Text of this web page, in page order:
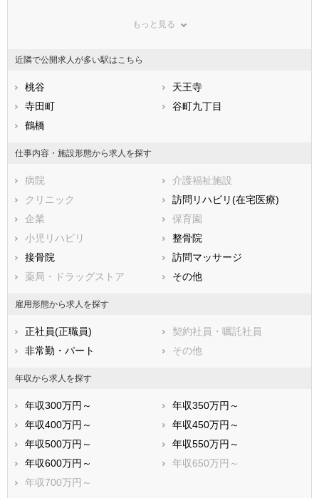
山口県
福岡県
佐賀県
熊本県
鹿児島県
大阪市浪速区
大阪市東成区
大阪市旭区
大阪市城東区
大阪市阿倍野区
大阪市住吉区
大阪市東住吉区
大阪市北区
大阪市中央区
堺市すべて
堺市堺区
堺市中区
堺市東区
堺市西区
堺市南区
堺市北区
堺市美原区
市部
池田市
吹田市
泉大津市
高槻市
貝塚市
八尾市
泉佐野市
富田林市
寝屋川市
河内長野市
松原市
大東市
和泉市
箕面市
もっと見る
近隣で公開求人が多い駅はこちら
桃谷
天王寺
寺田町
谷町九丁目
鶴橋
仕事内容・施設形態から求人を探す
病院
介護福祉施設
クリニック
訪問リハビリ(在宅医療)
企業
保育園
小児リハビリ
整骨院
接骨院
訪問マッサージ
薬局・ドラッグストア
その他
雇用形態から求人を探す
正社員(正職員)
契約社員・嘱託社員
非常勤・パート
その他
年収から求人を探す
年収300万円～
年収350万円～
年収400万円～
年収450万円～
年収500万円～
年収550万円～
年収600万円～
年収650万円～
年収700万円～